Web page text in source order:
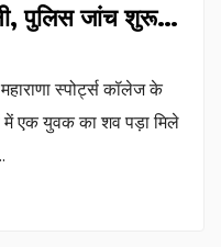
पुलिस जांच शुरू…
स्पोर्ट्स कॉलेज के
में एक युवक का शव पड़ा मिले